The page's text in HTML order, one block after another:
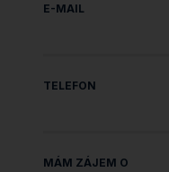
E-MAIL
TELEFON
MÁM ZÁJEM O